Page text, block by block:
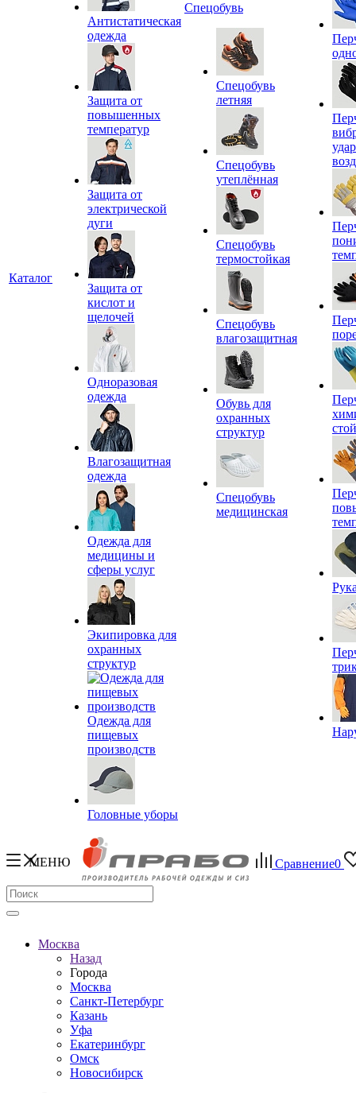
Каталог
Антистатическая
одежда
Защита от
повышенных
температур
Защита от
электрической
дуги
Защита от
кислот и
щелочей
Одноразовая
одежда
Влагозащитная
одежда
Одежда для
медицины и
сферы услуг
Экипировка для
охранных
структур
Одежда для
пищевых
производств
Головные уборы
Спецобувь
Спецобувь
летняя
Спецобувь
утеплённая
Спецобувь
термостойкая
Спецобувь
влагозащитная
Обувь для
охранных
структур
Спецобувь
медицинская
МЕНЮ Сравнение0
Москва
Назад
Города
Москва
Санкт-Петербург
Казань
Уфа
Екатеринбург
Омск
Новосибирск